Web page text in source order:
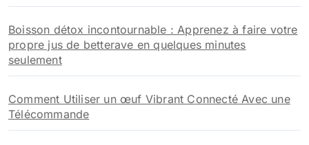
Boisson détox incontournable : Apprenez à faire votre
propre jus de betterave en quelques minutes
seulement
Comment Utiliser un œuf Vibrant Connecté Avec une
Télécommande